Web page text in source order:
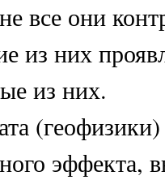
все они
из них
из них.
эффекта,